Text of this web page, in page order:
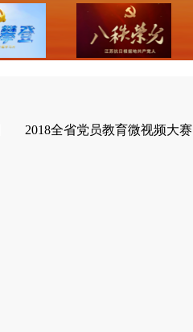
2018全省党员教育微视频大赛